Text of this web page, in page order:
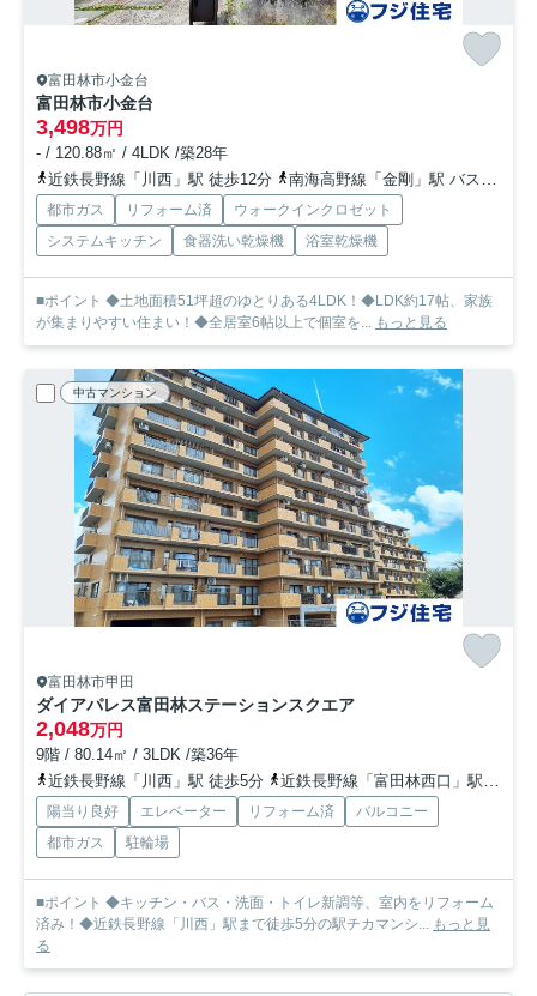
富田林市小金台
富田林市小金台
3,498万円
- / 120.88㎡ / 4LDK /築28年
近鉄長野線「川西」駅 徒歩12分
南海高野線「金剛」駅 バス11分 「小金台２丁目南」 停歩7分
都市ガス リフォーム済
ウォークインクロゼット
システムキッチン
食器洗い乾燥機 浴室乾燥機
■ポイント ◆土地面積51坪超のゆとりある4LDK！◆LDK約17帖、家族
が集まりやすい住まい！◆全居室6帖以上で個室を... もっと見る
中古マンション
富田林市甲田
ダイアパレス富田林ステーションスクエア
2,048万円
9階 / 80.14㎡ / 3LDK /築36年
近鉄長野線「川西」駅 徒歩5分
近鉄長野線「富田林西口」駅 徒歩17分
陽当り良好 エレベーター リフォーム済
バルコニー
都市ガス
駐輪場
■ポイント ◆キッチン・バス・洗面・トイレ新調等、室内をリフォーム
済み！◆近鉄長野線「川西」駅まで徒歩5分の駅チカマンシ... もっと見
る